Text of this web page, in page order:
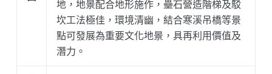
地，地景配合地形施作，壘石營造階梯及駁
坎工法極佳，環境清幽，結合寒溪吊橋等景
點可發展為重要文化地景，具再利用價值及
潛力。